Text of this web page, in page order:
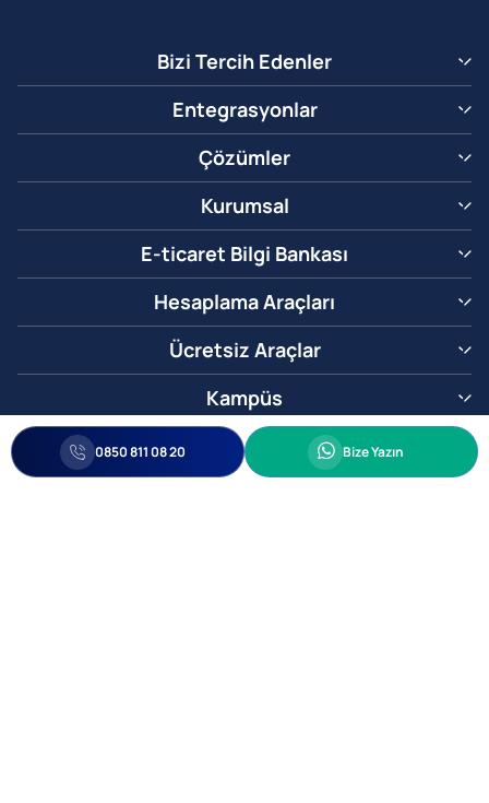
Bizi Tercih Edenler
Entegrasyonlar
Çözümler
Kurumsal
E-ticaret Bilgi Bankası
Hesaplama Araçları
Ücretsiz Araçlar
Kampüs
0850 811 08 20 Whatsapp
Bize Yazın
0850 811 08 20